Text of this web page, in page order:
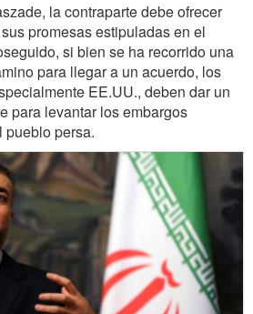
la contraparte debe ofrecer
promesas estipuladas en el
si bien se ha recorrido una
para llegar a un acuerdo, los
EE.UU., deben dar un
para levantar los embargos
pueblo persa.